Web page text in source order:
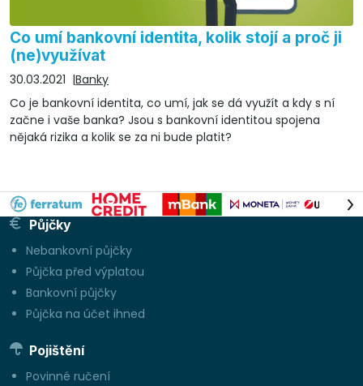
Co umí bankovní identita, kolik stojí a proč ji
(ne)využívat
30.03.2021
Banky
Co je bankovní identita, co umí, jak se dá využít a kdy s ní
začne i vaše banka? Jsou s bankovní identitou spojena
nějaká rizika a kolik se za ni bude platit?
Půjčky
Nebankovní půjčky
Půjčka před výplatou
Bankovní půjčky
Půjčka na účet ihned
Pojištění
Povinné ručení